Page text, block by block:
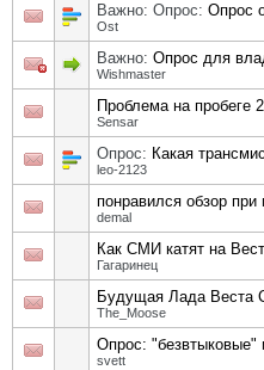
Важно: Опрос: Опрос
Ost
Важно: Опрос для
Wishmaster
Проблема на пробеге
Sensar
Опрос: Какая
leo-2123
понравился обзор при
demal
Как СМИ катят на
Гагаринец
Будущая Лада Веста
The_Moose
Опрос: "безвтыковые"
svett